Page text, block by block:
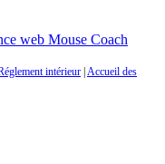
web Mouse Coach
intérieur Accueil des